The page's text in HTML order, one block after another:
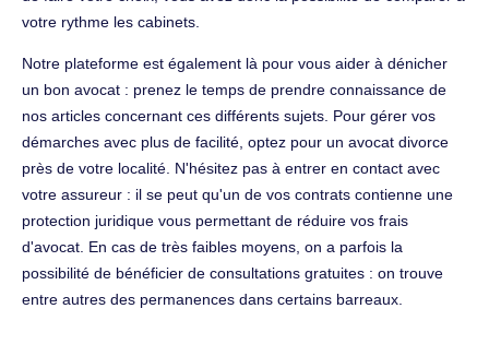
votre rythme les cabinets.
Notre plateforme est également là pour vous aider à dénicher
un bon avocat : prenez le temps de prendre connaissance de
nos articles concernant ces différents sujets. Pour gérer vos
démarches avec plus de facilité, optez pour un avocat divorce
près de votre localité. N'hésitez pas à entrer en contact avec
votre assureur : il se peut qu'un de vos contrats contienne une
protection juridique vous permettant de réduire vos frais
d'avocat. En cas de très faibles moyens, on a parfois la
possibilité de bénéficier de consultations gratuites : on trouve
entre autres des permanences dans certains barreaux.